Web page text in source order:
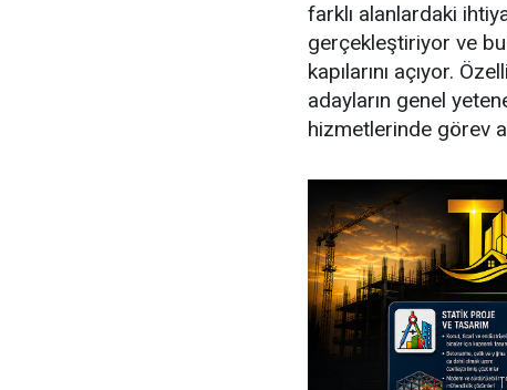
farklı alanlardaki
gerçekleştiriyor ve
kapılarını açıyor.
adayların genel
hizmetlerinde görev